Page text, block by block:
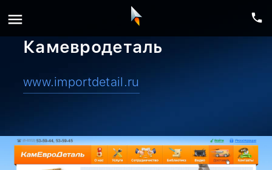
menu phone
Камевродеталь
www.importdetail.ru